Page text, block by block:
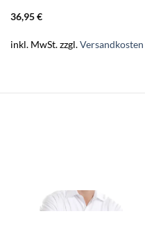
36,95€
inkl. MwSt.zzgl.Versandkosten